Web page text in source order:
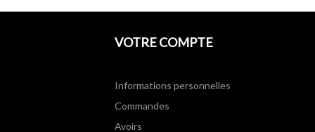
VOTRE COMPTE
Informations personnelles
Commandes
Avoirs